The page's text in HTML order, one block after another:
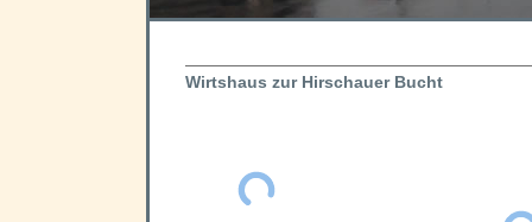
Wirtshaus zur Hirschauer Bucht